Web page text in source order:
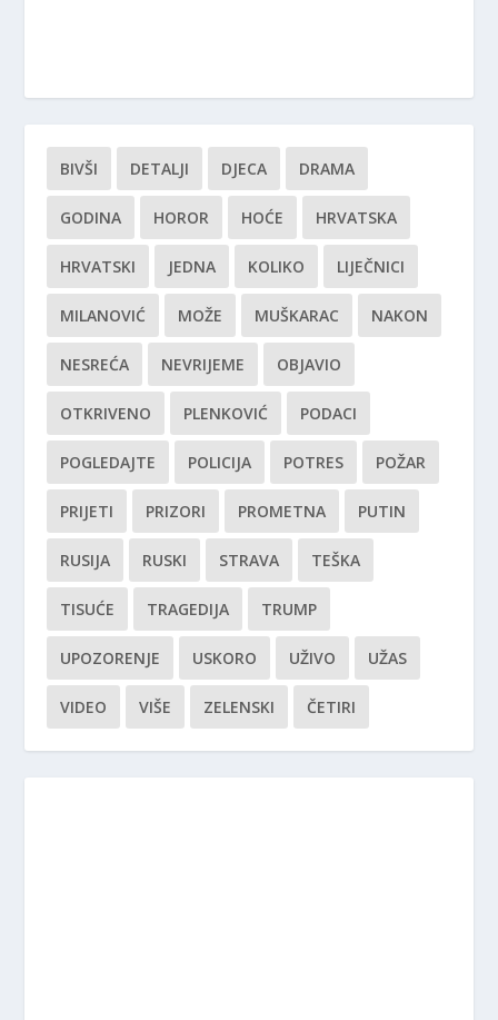
BIVŠI DETALJI DJECA DRAMA
GODINA HOROR HOĆE HRVATSKA
HRVATSKI JEDNA KOLIKO LIJEČNICI
MILANOVIĆ MOŽE MUŠKARAC NAKON
NESREĆA NEVRIJEME OBJAVIO
OTKRIVENO PLENKOVIĆ PODACI
POGLEDAJTE POLICIJA POTRES POŽAR
PRIJETI PRIZORI PROMETNA PUTIN
RUSIJA RUSKI STRAVA TEŠKA
TISUĆE TRAGEDIJA TRUMP
UPOZORENJE USKORO UŽIVO UŽAS
VIDEO VIŠE ZELENSKI ČETIRI